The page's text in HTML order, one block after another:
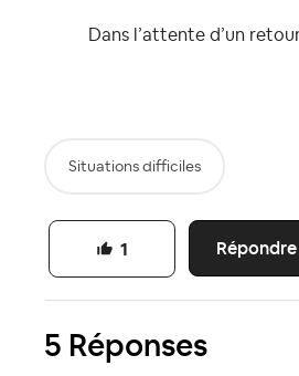
Dans l’attente d’un
Situations difficiles
Répondre
1
5 Réponses